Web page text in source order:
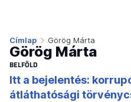
Címlap Görög Márta
Görög Márta
BELFÖLD
Itt a bejelentés:
átláthatósági